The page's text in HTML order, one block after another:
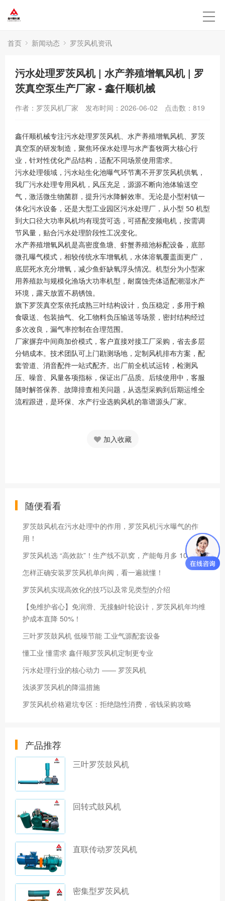
首页 新闻动态 罗茨风机资讯
污水处理罗茨风机 | 水产养殖增氧风机 | 罗
茨真空泵生产厂家 - 鑫仟顺机械
作者：罗茨风机厂家 发布时间：2026-06-02 点击数： 819
鑫仟顺机械专注污水处理罗茨风机、水产养殖增氧风机、罗茨
真空泵的研发制造，聚焦环保水处理与水产畜牧两大核心行
业，针对性优化产品结构，适配不同场景使用需求。
污水处理领域，污水站生化池曝气环节离不开罗茨风机供氧，
我厂污水处理专用风机，风压充足，源源不断向池体输送空
气，激活微生物菌群，提升污水降解效率。无论是小型村镇一
体化污水设备，还是大型工业园区污水处理厂，从小型 50 机型
到大口径大功率风机均有现货可选，可搭配变频电机，按需调
节风量，贴合污水处理阶段性工况变化。
水产养殖增氧风机是高密度鱼塘、虾蟹养殖池标配设备，底部
微孔曝气模式，相较传统水车增氧机，水体溶氧覆盖面更广，
底层死水充分增氧，减少鱼虾缺氧浮头情况。机型分为小型家
用养殖款与规模化渔场大功率机型，耐腐蚀壳体适配潮湿水产
环境，露天放置不易锈蚀。
旗下罗茨真空泵依托成熟三叶结构设计，负压稳定，多用于粮
食吸送、包装抽气、化工物料负压输送等场景，密封结构经过
多次改良，漏气率控制在合理范围。
厂家摒弃中间商加价模式，客户直接对接工厂采购，省去多层
分销成本。技术团队可上门勘测场地，定制风机排布方案，配
套管道、消音配件一站式配齐。出厂前全机试运转，检测风
压、噪音、风量各项指标，保证出厂品质。后续使用中，客服
随时解答保养、故障排查相关问题，从选型采购到后期运维全
流程跟进，是环保、水产行业选购风机的靠谱源头厂家。
加入收藏
随便看看
罗茨鼓风机在污水处理中的作用，罗茨风机污水曝气的作
用！
罗茨风机选 “高效款”！生产线不趴窝，产能每月多 10%
怎样正确安装罗茨风机单向阀，看一遍就懂！
罗茨风机实现高效化的技巧以及常见类型的介绍
【免维护省心】免润滑、无接触叶轮设计，罗茨风机年均维
护成本直降 50%！
三叶罗茨鼓风机 低噪节能 工业气源配套设备
懂工业 懂需求 鑫仟顺罗茨风机定制更专业
污水处理行业的核心动力 —— 罗茨风机
浅谈罗茨风机的降温措施
罗茨风机价格避坑专区：拒绝隐性消费，省钱采购攻略
产品推荐
三叶罗茨鼓风机
回转式鼓风机
直联传动罗茨风机
密集型罗茨风机